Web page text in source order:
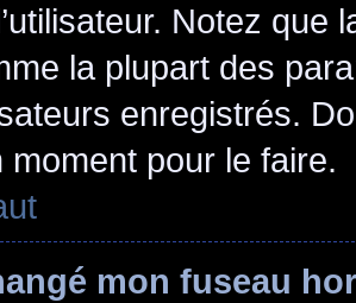
Notez que
la plupart des
enregistrés.
moment pour le faire.
mon fuseau